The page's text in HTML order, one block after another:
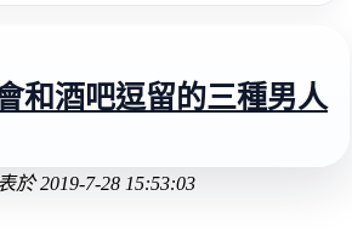
和酒吧逗留的三種男人
於2019-7-28 15:53:03